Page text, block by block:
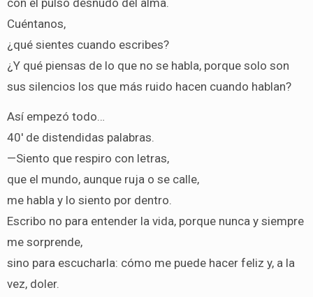
con el pulso desnudo del alma.
Cuéntanos,
¿qué sientes cuando escribes?
¿Y qué piensas de lo que no se habla, porque solo son
sus silencios los que más ruido hacen cuando hablan?
Así empezó todo…
40′ de distendidas palabras.
—Siento que respiro con letras,
que el mundo, aunque ruja o se calle,
me habla y lo siento por dentro.
Escribo no para entender la vida, porque nunca y siempre
me sorprende,
sino para escucharla: cómo me puede hacer feliz y, a la
vez, doler.